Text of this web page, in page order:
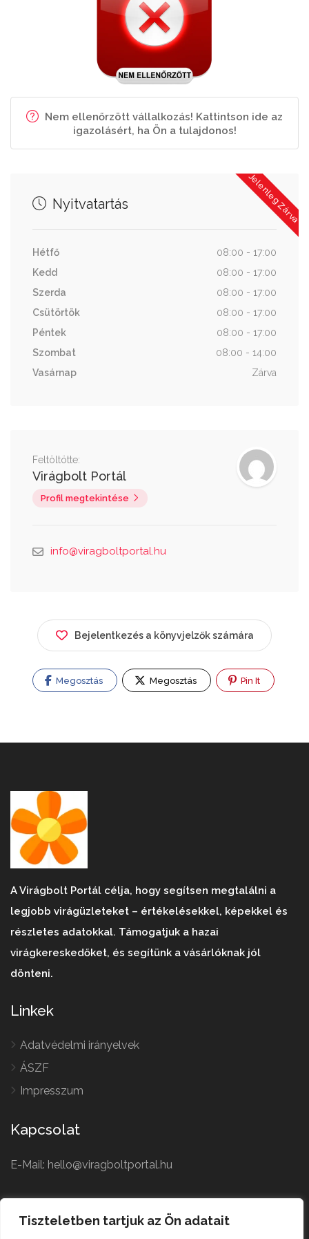
Tiszteletben tartjuk az Ön adatait
Nem ellenőrzött vállalkozás! Kattintson ide az
igazolásért, ha Ön a tulajdonos!
Jelenleg Zárva
Nyitvatartás
Hétfő
08:00 - 17:00
Kedd
08:00 - 17:00
Szerda
08:00 - 17:00
Csütörtök
08:00 - 17:00
Péntek
08:00 - 17:00
Szombat
08:00 - 14:00
Vasárnap
Zárva
Feltöltötte:
Virágbolt Portál
Profil megtekintése
info@viragboltportal.hu
Bejelentkezés a könyvjelzők számára
Megosztás Megosztás Pin It
A Virágbolt Portál célja, hogy segítsen megtalálni a
legjobb virágüzleteket – értékelésekkel, képekkel és
részletes adatokkal. Támogatjuk a hazai
virágkereskedőket, és segítünk a vásárlóknak jól
dönteni.
Linkek
Adatvédelmi irányelvek
ÁSZF
Impresszum
Kapcsolat
E-Mail: hello@viragboltportal.hu
Czech